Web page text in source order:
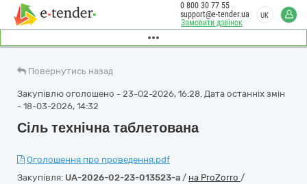
Замовити дзвінок
0 800 30 77 55
support@e-tender.ua
UK
Повернутись назад
Закупівлю оголошено - 23-02-2026, 16:28. Дата останніх змін
- 18-03-2026, 14:32
Сіль технічна таблетована
Оголошення про проведення.pdf
Закупівля: UA-2026-02-23-013523-a / на ProZorro /